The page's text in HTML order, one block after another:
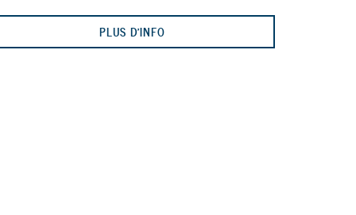
PLUS D'INFO